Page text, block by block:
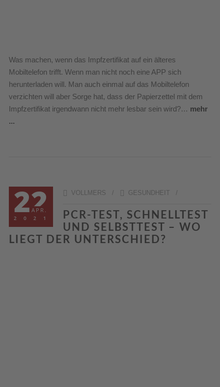
Was machen, wenn das Impfzertifikat auf ein älteres
Mobiltelefon trifft. Wenn man nicht noch eine APP sich
herunterladen will. Man auch einmal auf das Mobiltelefon
verzichten will aber Sorge hat, dass der Papierzettel mit dem
Impfzertifikat irgendwann nicht mehr lesbar sein wird?… mehr
...
22
APR.
2021
VOLLMERS / GESUNDHEIT /
PCR-TEST, SCHNELLTEST
UND SELBSTTEST – WO
LIEGT DER UNTERSCHIED?